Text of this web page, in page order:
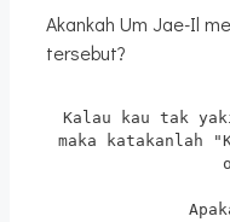
Akankah Um Jae-Il
tersebut?
Kalau kau tak
maka katakanlah